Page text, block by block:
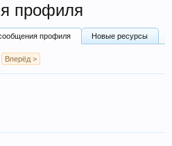
профиля
профиля Новые ресурсы
Вперёд >